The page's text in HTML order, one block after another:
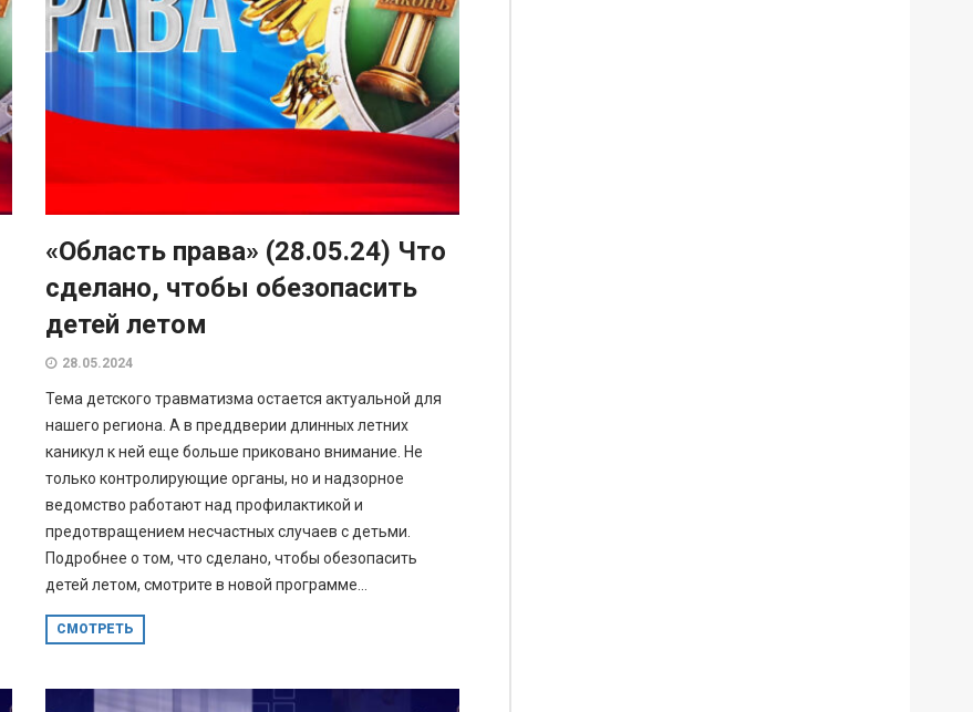
«Область права» (28.05.24) Что
сделано, чтобы обезопасить
детей летом
28.05.2024
Тема детского травматизма остается актуальной для
нашего региона. А в преддверии длинных летних
каникул к ней еще больше приковано внимание. Не
только контролирующие органы, но и надзорное
ведомство работают над профилактикой и
предотвращением несчастных случаев с детьми.
Подробнее о том, что сделано, чтобы обезопасить
детей летом, смотрите в новой программе...
СМОТРЕТЬ